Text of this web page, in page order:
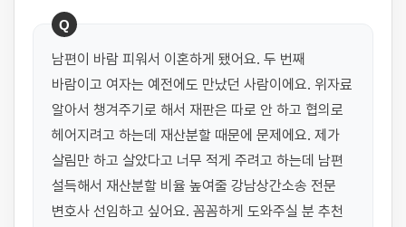
Q
남편이 바람 피워서 이혼하게 됐어요. 두 번째
바람이고 여자는 예전에도 만났던 사람이에요. 위자료
알아서 챙겨주기로 해서 재판은 따로 안 하고 협의로
헤어지려고 하는데 재산분할 때문에 문제에요. 제가
살림만 하고 살았다고 너무 적게 주려고 하는데 남편
설득해서 재산분할 비율 높여줄 강남상간소송 전문
변호사 선임하고 싶어요. 꼼꼼하게 도와주실 분 추천